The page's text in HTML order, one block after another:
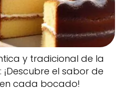
y tradicional de la
el sabor de
cada bocado!